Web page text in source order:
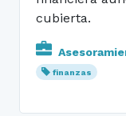
cubierta.
finanzas